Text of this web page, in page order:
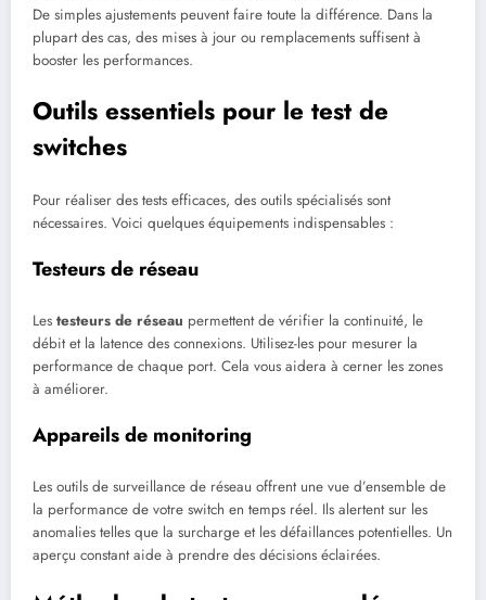
De simples ajustements peuvent faire toute la différence. Dans la
plupart des cas, des mises à jour ou remplacements suffisent à
booster les performances.
Outils essentiels pour le test de
switches
Pour réaliser des tests efficaces, des outils spécialisés sont
nécessaires. Voici quelques équipements indispensables :
Testeurs de réseau
Les testeurs de réseau permettent de vérifier la continuité, le
débit et la latence des connexions. Utilisez-les pour mesurer la
performance de chaque port. Cela vous aidera à cerner les zones
à améliorer.
Appareils de monitoring
Les outils de surveillance de réseau offrent une vue d’ensemble de
la performance de votre switch en temps réel. Ils alertent sur les
anomalies telles que la surcharge et les défaillances potentielles. Un
aperçu constant aide à prendre des décisions éclairées.